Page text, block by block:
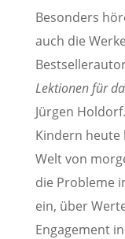
Besonders
auch die
Lektionen für
Jürgen
Kindern heute
Welt von
die Probleme
ein, über
Engagement